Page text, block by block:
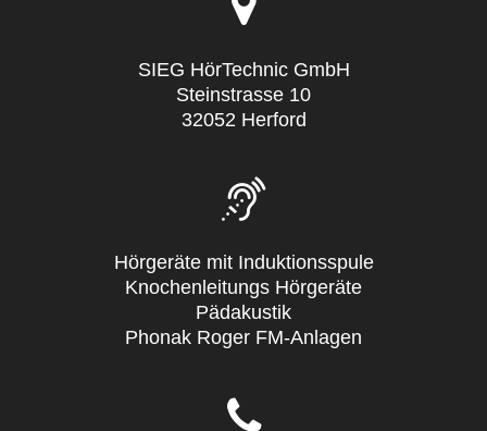
SIEG HörTechnic GmbH
Steinstrasse 10
32052 Herford
Hörgeräte mit Induktionsspule
Knochenleitungs Hörgeräte
Pädakustik
Phonak Roger FM-Anlagen